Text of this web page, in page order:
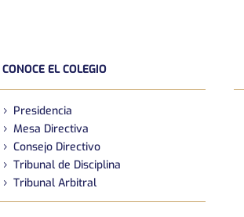
CONOCE EL COLEGIO
Presidencia
Mesa Directiva
Consejo Directivo
Tribunal de Disciplina
Tribunal Arbitral